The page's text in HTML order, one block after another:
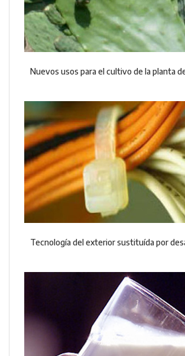
Nuevos usos para el cultivo de la planta
Tecnología del exterior sustituída por